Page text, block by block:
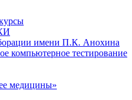
имени П.К. Анохина
компьютерное тестирование
медицины»